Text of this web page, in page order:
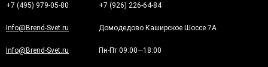
+7 (495) 979-05-80 +7 (926) 226-64-84
Info@Brend-Svet.ru Домодедово Каширское Шоссе 7А
Info@Brend-Svet.ru Пн-Пт 09:00—18:00